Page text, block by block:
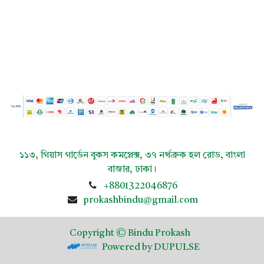
১১৩, গিয়াস গার্ডেন বুকস কমপ্লেক্স, ৩৭ নর্থব্রুক হল রোড, বাংলা
বাজার, ​ঢাকা।
+8801322046876
prokashbindu@gmail.com
Copyright © Bindu Prokash
Powered by DUPULSE